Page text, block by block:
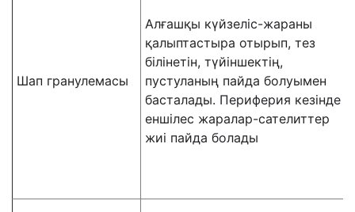
Шап гранулемасы
Алғашқы күйзеліс-жараны
қалыптастыра отырып, тез
білінетін, түйіншектің,
пустуланың пайда болуымен
басталады. Периферия кезінде
еншілес жаралар-сателиттер
жиі пайда болады